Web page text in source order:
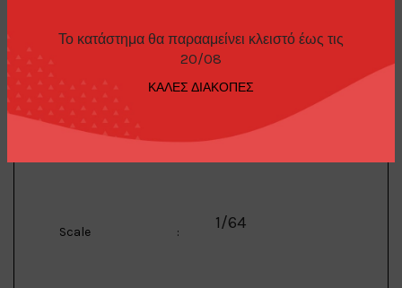
Το κατάστημα θα παρααμείνει κλειστό έως τις
20/08
ΚΑΛΕΣ ΔΙΑΚΟΠΕΣ
1/64 BMW M4 CSL,
alpine white
Mini GT
Scale : 1/64